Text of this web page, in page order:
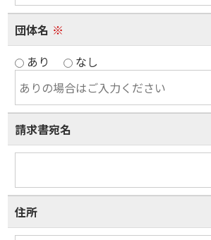
団体名 ※
あり
なし
請求書宛名
住所